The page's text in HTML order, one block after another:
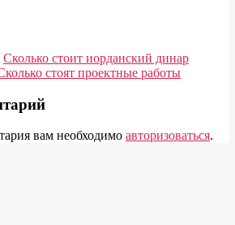
Сколько стоит иорданский динар
стоят проектные работы
вам необходимо авторизоваться.